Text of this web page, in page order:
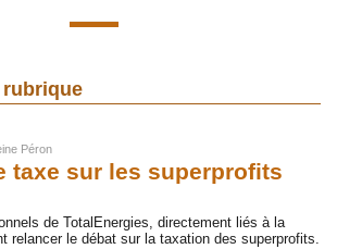
rubrique
Péron
taxe sur les superprofits
de TotalEnergies, directement liés à la
relancer le débat sur la taxation des superprofits.